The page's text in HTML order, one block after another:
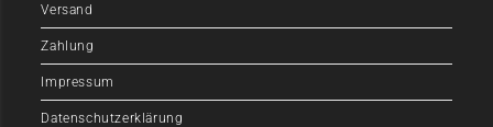
Versand
Zahlung
Impressum
Datenschutzerklärung